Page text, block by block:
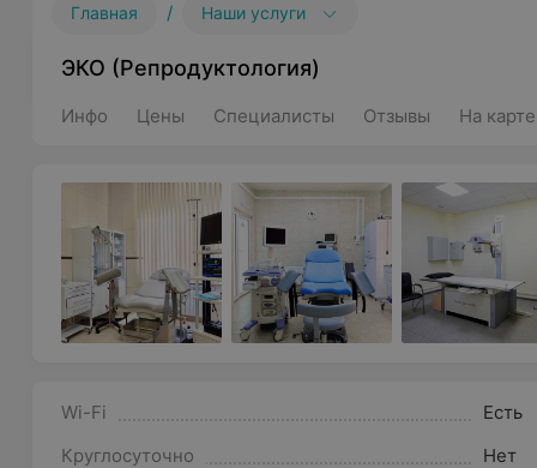
Главная / Наши услуги
ЭКО (Репродуктология)
Инфо Цены Специалисты Отзывы На карте
Wi-Fi
Есть
Круглосуточно
Нет